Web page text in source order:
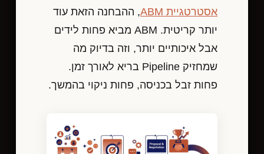
אסטרטגיית ABM
, ההבחנה הזאת עוד
יותר קריטית. ABM מביא פחות לידים
אבל איכותיים יותר, וזה בדיוק מה
שמחזיק Pipeline בריא לאורך זמן.
פחות זבל בכניסה, פחות ניקוי בהמשך.